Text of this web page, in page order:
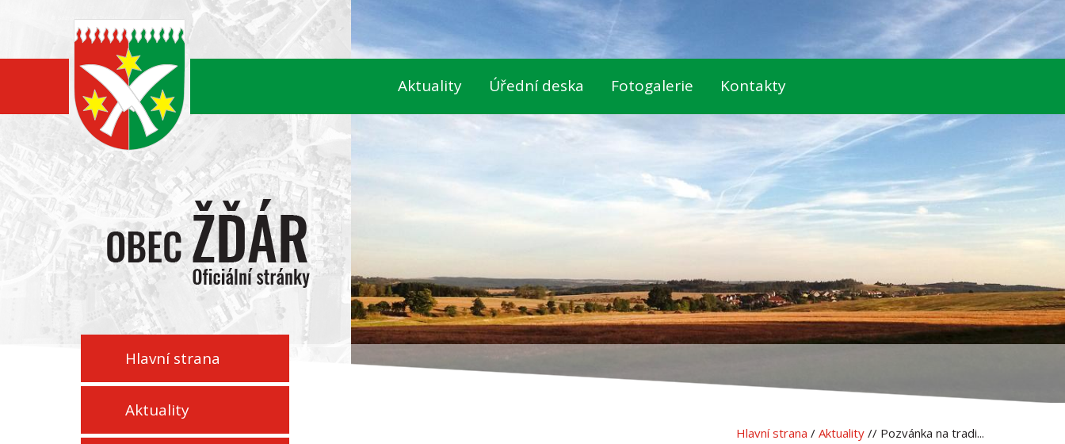
Aktuality Úřední deska Fotogalerie Kontakty
Hlavní strana
Aktuality
Hlavní strana / Aktuality // Pozvánka na tradi...